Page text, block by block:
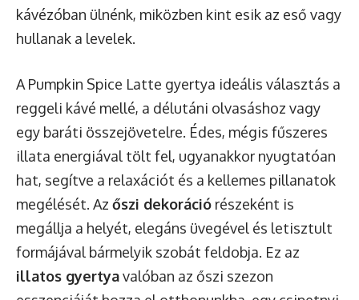
kávézóban ülnénk, miközben kint esik az eső vagy
hullanak a levelek.
A Pumpkin Spice Latte gyertya ideális választás a
reggeli kávé mellé, a délutáni olvasáshoz vagy
egy baráti összejövetelre. Édes, mégis fűszeres
illata energiával tölt fel, ugyanakkor nyugtatóan
hat, segítve a relaxációt és a kellemes pillanatok
megélését. Az őszi dekoráció részeként is
megállja a helyét, elegáns üvegével és letisztult
formájával bármelyik szobát feldobja. Ez az
illatos gyertyavalóban az őszi szezon